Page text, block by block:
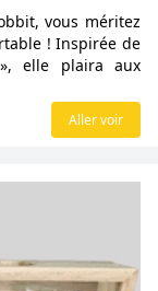
vous méritez
! Inspirée de
elle plaira aux
Aller voir